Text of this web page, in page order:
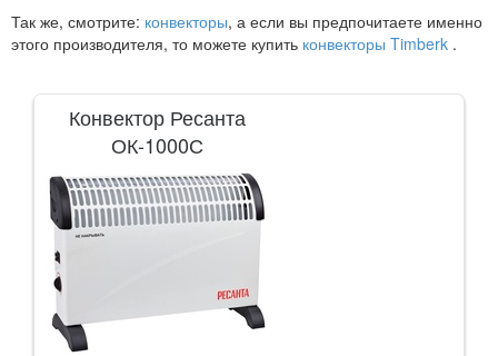
Так же, смотрите: конвекторы, а если вы предпочитаете именно
этого производителя, то можете купить конвекторы Timberk .
Конвектор Ресанта
ОК-1000С